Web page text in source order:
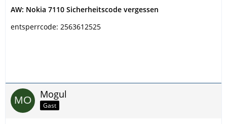
AW: Nokia 7110 Sicherheitscode vergessen
entsperrcode: 2563612525
Mogul
Gast